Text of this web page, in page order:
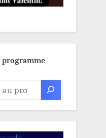
programme